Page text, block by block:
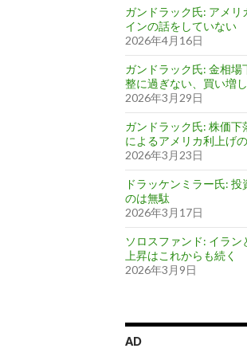
ガンドラック氏: アメリ
インの話をしていない
2026年4月16日
ガンドラック氏: 金相
整に過ぎない、買い増
2026年3月29日
ガンドラック氏: 株価
によるアメリカ利上げ
2026年3月23日
ドラッケンミラー氏:
のは無駄
2026年3月17日
ソロスファンド: イラ
上昇はこれからも続く
2026年3月9日
AD